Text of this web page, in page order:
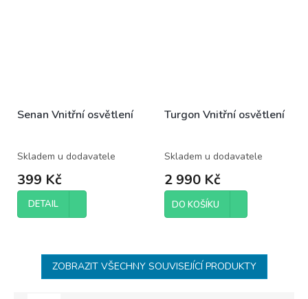
Senan Vnitřní osvětlení
Skladem u dodavatele
399 Kč
DETAIL
Turgon Vnitřní osvětlení
Skladem u dodavatele
2 990 Kč
DO KOŠÍKU
ZOBRAZIT VŠECHNY SOUVISEJÍCÍ PRODUKTY